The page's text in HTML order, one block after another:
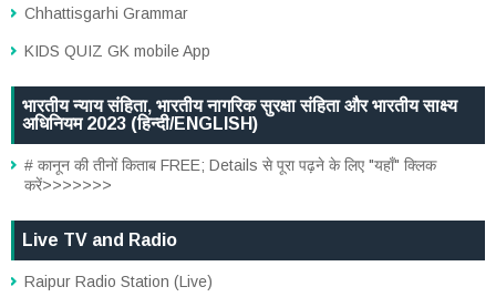
Chhattisgarhi Grammar
KIDS QUIZ GK mobile App
भारतीय न्याय संहिता, भारतीय नागरिक सुरक्षा संहिता और भारतीय साक्ष्य
अधिनियम 2023 (हिन्दी/ENGLISH)
# कानून की तीनों किताब FREE; Details से पूरा पढ़ने के लिए "यहाँ" क्लिक
करें>>>>>>>
Live TV and Radio
Raipur Radio Station (Live)